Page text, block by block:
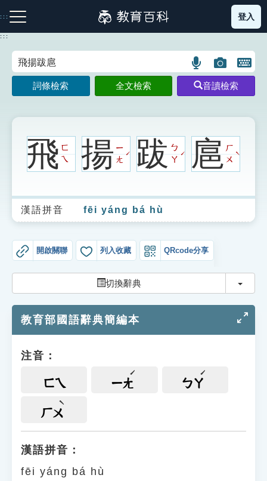
到
主
:::
注音索引圖示 筆畫索引圖示 部首索引表圖示
生字詞彙表
成語故事
索引選單
單字索引
遊戲專區
教學應用
貓頭鷹博士
登入
:::
語
言
搜
示
圖
片
搜
示
開
鍵
圖
詞條檢索 全文檢索 音讀檢索
飛ㄈ
ㄟ
揚ㄧ
ㄤ
ˊ 跋ㄅ
ㄚ
ˊ 扈ㄏ
ㄨ
ˋ
漢語拼音 fēi yáng bá hù
開啟關聯 列入收藏 QRcode分享
切換辭典 切換
教育部國語辭典簡編本
注音：
ㄈㄟ ㄧㄤ ㄅㄚ
ㄏㄨ
漢語拼音：
fēi yáng bá hù